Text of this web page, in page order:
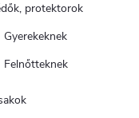
protektorok
Gyerekeknek
Felnőtteknek